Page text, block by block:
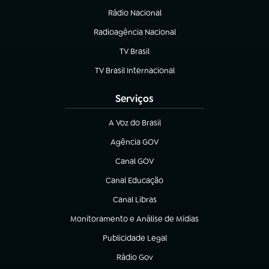
Rádio Nacional
Radioagência Nacional
(abre em nova aba)
TV Brasil
(abre em nova aba)
TV Brasil Internacional
(abre em nova aba)
Serviços
A Voz do Brasil
(abre em nova aba)
Agência GOV
(abre em nova aba)
Canal GOV
(abre em nova aba)
Canal Educação
(abre em nova aba)
Canal Libras
(abre em nova aba)
Monitoramento e Análise de Mídias
(abre em nova aba)
Publicidade Legal
(abre em nova aba)
Rádio Gov
(abre em nova aba)